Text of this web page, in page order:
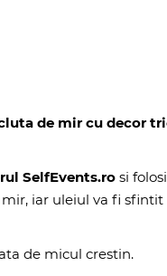
de mir cu decor
SelfEvents.ro si
iar uleiul va fi
de micul crestin.